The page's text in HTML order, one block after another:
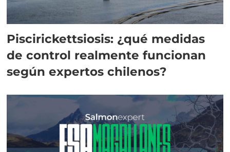
Piscirickettsiosis: ¿qué medidas
de control realmente funcionan
según expertos chilenos?